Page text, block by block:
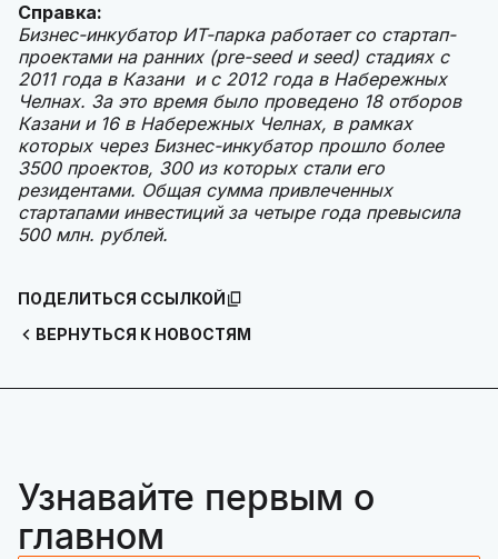
Справка:
Бизнес-инкубатор ИТ-парка работает со стартап-
проектами на ранних (pre-seed и seed) стадиях с
2011 года в Казани и с 2012 года в Набережных
Челнах. За это время было проведено 18 отборов
Казани и 16 в Набережных Челнах, в рамках
которых через Бизнес-инкубатор прошло более
3500 проектов, 300 из которых стали его
резидентами. Общая сумма привлеченных
стартапами инвестиций за четыре года превысила
500 млн. рублей.
ВЕРНУТЬСЯ К НОВОСТЯМ
ПОДЕЛИТЬСЯ ССЫЛКОЙ
Узнавайте первым о
главном